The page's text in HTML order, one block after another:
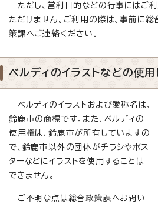
ただし、営利目的などの行事にはご
ただけません。ご利用の際は、事前に総
策課へご連絡ください。
ベルディのイラストなどの使
ベルディのイラストおよび愛称名は、
鈴鹿市の商標です。また、ベルディの
使用権は、鈴鹿市が所有していますの
で、鈴鹿市以外の団体がチラシやポス
ターなどにイラストを使用することは
できません。
ご不明な点は総合政策課へお問い